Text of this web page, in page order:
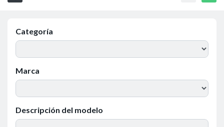
Categoría
Marca
Descripción del modelo